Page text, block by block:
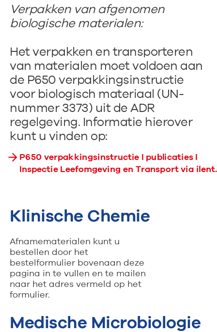
Verpakken van afgenomen
biologische materialen:
Het verpakken en transporteren
van materialen moet voldoen aan
de P650 verpakkingsinstructie
voor biologisch materiaal (UN-
nummer 3373) uit de ADR
regelgeving. Informatie hierover
kunt u vinden op:
P650 verpakkingsinstructie I publicaties I
Inspectie Leefomgeving en Transport via
Klinische Chemie
Afnamematerialen kunt u
bestellen door het
bestelformulier bovenaan deze
pagina in te vullen en te mailen
naar het adres vermeld op het
formulier.
Medische Microbiologie